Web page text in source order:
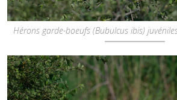
Hérons garde-boeufs (Bubulcus ibis)